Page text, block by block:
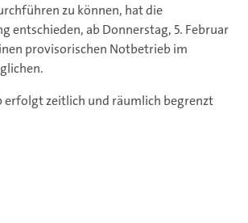
zu können, hat die
entschieden, ab Donnerstag, 5. Februar
provisorischen Notbetrieb im
erfolgt zeitlich und räumlich begrenzt